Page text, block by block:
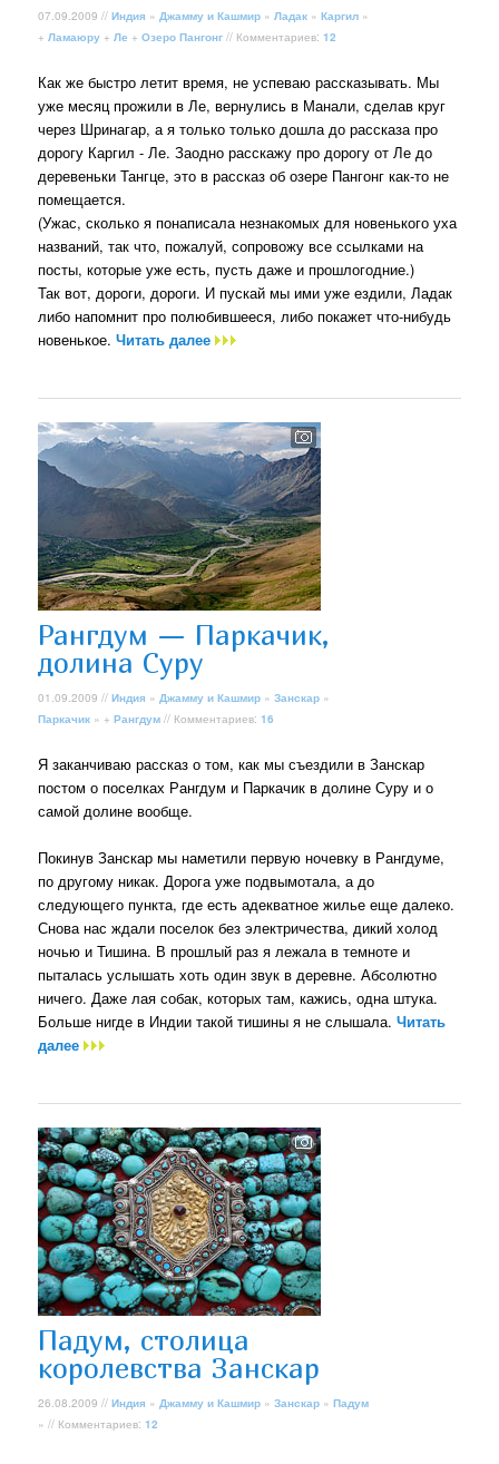
07.09.2009 //Индия » Джамму и Кашмир »Ладак »Каргил »
+Ламаюру +Ле +Озеро Пангонг // Комментариев:12
Как же быстро летит время, не успеваю рассказывать. Мы
уже месяц прожили в Ле, вернулись в Манали, сделав круг
через Шринагар, а я только только дошла до рассказа про
дорогу Каргил - Ле. Заодно расскажу про дорогу от Ле до
деревеньки Тангце, это в рассказ об озере Пангонг как-то не
помещается.
(Ужас, сколько я понаписала незнакомых для новенького уха
названий, так что, пожалуй, сопровожу все ссылками на
посты, которые уже есть, пусть даже и прошлогодние.)
Так вот, дороги, дороги. И пускай мы ими уже ездили, Ладак
либо напомнит про полюбившееся, либо покажет что-нибудь
новенькое.Читать далее
Рангдум — Паркачик,
долина Суру
01.09.2009 //Индия » Джамму и Кашмир »Занскар »
Паркачик » +Рангдум // Комментариев:16
Я заканчиваю рассказ о том, как мы съездили в Занскар
постом о поселках Рангдум и Паркачик в долине Суру и о
самой долине вообще.
Покинув Занскар мы наметили первую ночевку в Рангдуме,
по другому никак. Дорога уже подвымотала, а до
следующего пункта, где есть адекватное жилье еще далеко.
Снова нас ждали поселок без электричества, дикий холод
ночью и Тишина. В прошлый раз я лежала в темноте и
пыталась услышать хоть один звук в деревне. Абсолютно
ничего. Даже лая собак, которых там, кажись, одна штука.
Больше нигде в Индии такой тишины я не слышала.Читать
далее
Падум, столица
королевства Занскар
26.08.2009 //Индия » Джамму и Кашмир »Занскар »Падум
» // Комментариев:12